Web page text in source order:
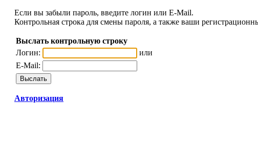
Если вы забыли пароль, введите логин или E-Mail.
Контрольная строка для смены пароля, а также ваши
Выслать контрольную строку
Логин:
или
E-Mail:
Авторизация